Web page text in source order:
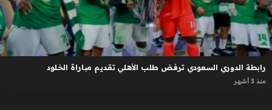
رابطة الدوري السعودي ترفض طلب الأهلي تقديم مباراة الخلود
منذ 3 أشهر